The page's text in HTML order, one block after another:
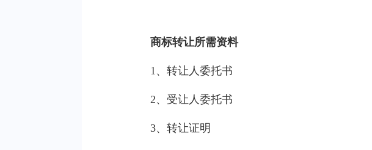
商标转让所需资料
1、转让人委托书
2、受让人委托书
3、转让证明